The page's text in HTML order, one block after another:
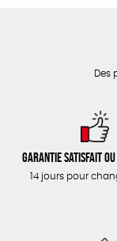
Des
Garantie satisfait
14 jours pour